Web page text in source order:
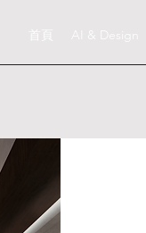
首頁 AI & Design